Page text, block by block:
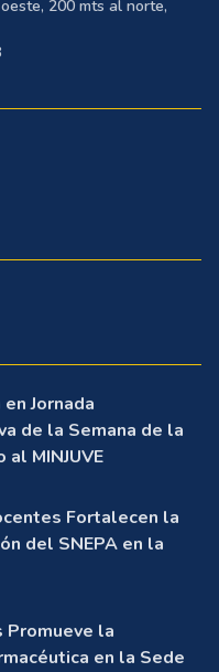
200 mts al norte,
Jornada
de la Semana de la
al MINJUVE
Fortalecen la
del SNEPA en la
Promueve la
en la Sede